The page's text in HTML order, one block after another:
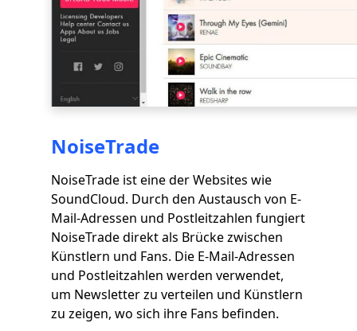
NoiseTrade
NoiseTrade ist eine der Websites wie
SoundCloud. Durch den Austausch von E-
Mail-Adressen und Postleitzahlen fungiert
NoiseTrade direkt als Brücke zwischen
Künstlern und Fans. Die E-Mail-Adressen
und Postleitzahlen werden verwendet,
um Newsletter zu verteilen und Künstlern
zu zeigen, wo sich ihre Fans befinden.